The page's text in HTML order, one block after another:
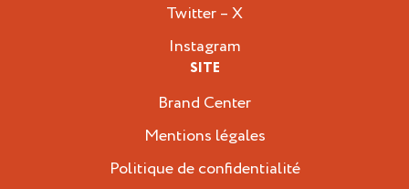
Twitter – X
Instagram
SITE
Brand Center
Mentions légales
Politique de confidentialité